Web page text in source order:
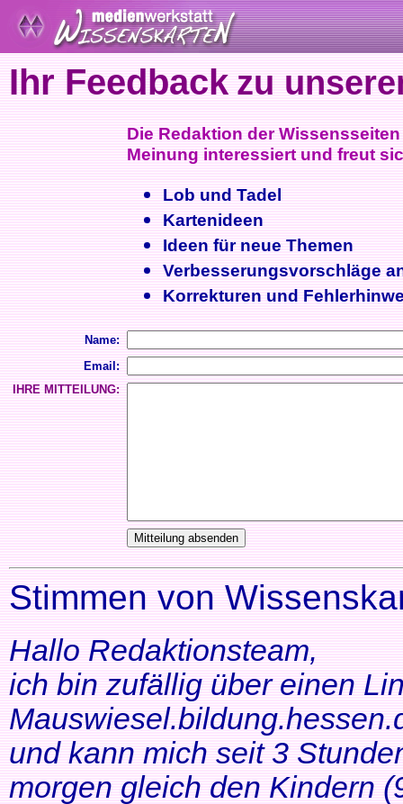
Ihr Feedback zu
Die Redaktion der
Meinung interessiert und freut
Lob und Tadel
Kartenideen
Ideen für neue Themen
Verbesserungsvorschläge
Korrekturen und
Name:
Email:
IHRE MITTEILUNG:
Stimmen von
Hallo Redaktionsteam,
ich bin zufällig über einen
und kann mich seit 3
morgen gleich den Kindern